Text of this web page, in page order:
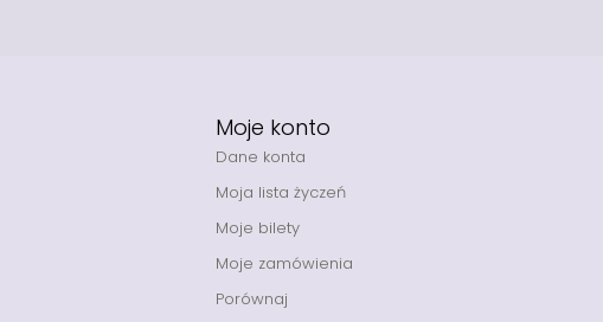
Moje konto
Dane konta
Moja lista życzeń
Moje bilety
Moje zamówienia
Porównaj